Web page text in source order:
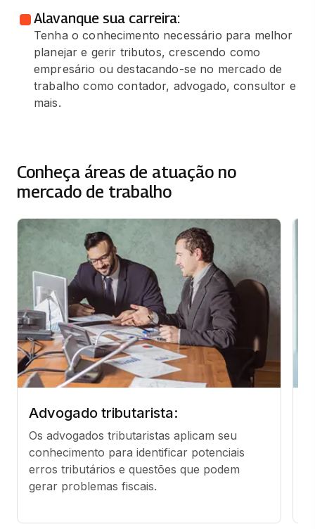
Alavanque sua carreira:
Tenha o conhecimento necessário para melhor
planejar e gerir tributos, crescendo como
empresário ou destacando-se no mercado de
trabalho como contador, advogado, consultor e
mais.
Conheça áreas de atuação no
mercado de trabalho
Advogado tributarista:
Os advogados tributaristas aplicam seu
conhecimento para identificar potenciais
erros tributários e questões que podem
gerar problemas fiscais.